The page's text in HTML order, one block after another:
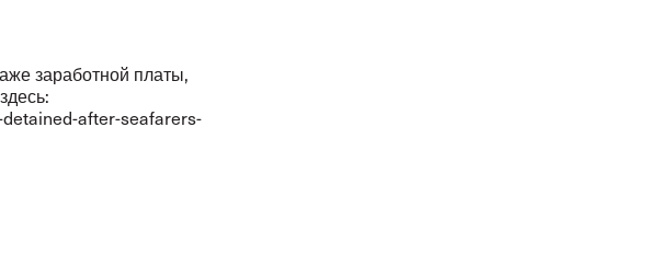
заработной платы,
after-seafarers-